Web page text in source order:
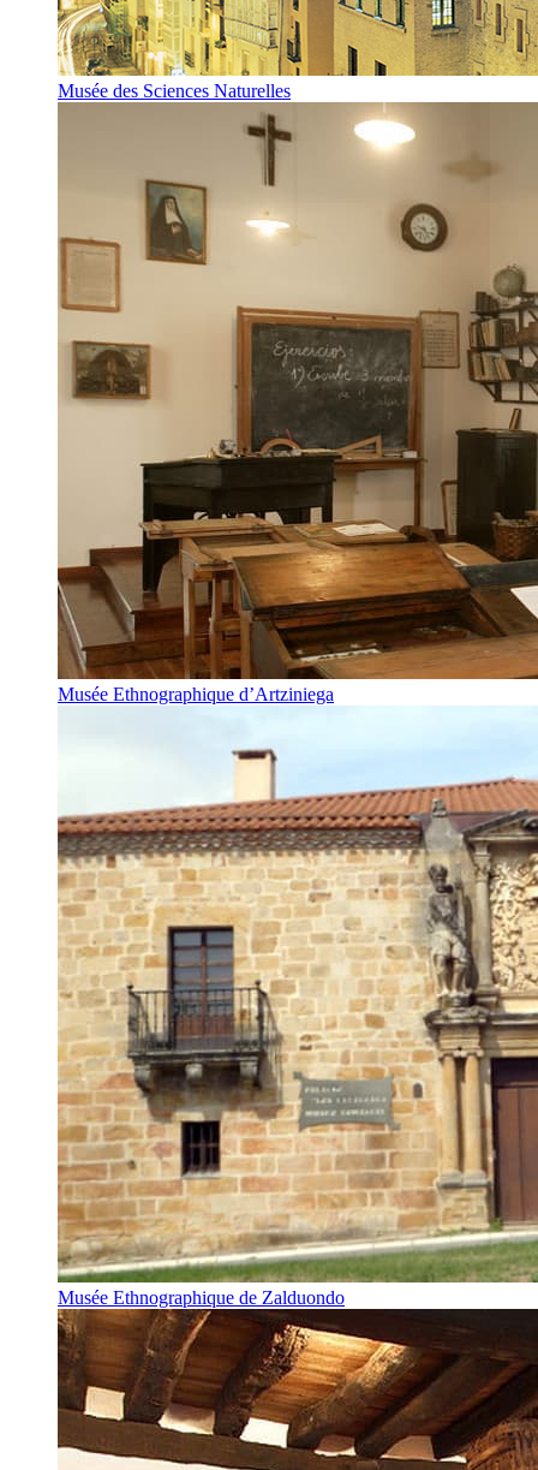
Musée des Sciences Naturelles
Musée Ethnographique d’Artziniega
Musée Ethnographique de Zalduondo